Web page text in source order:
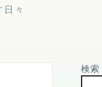
々
検索